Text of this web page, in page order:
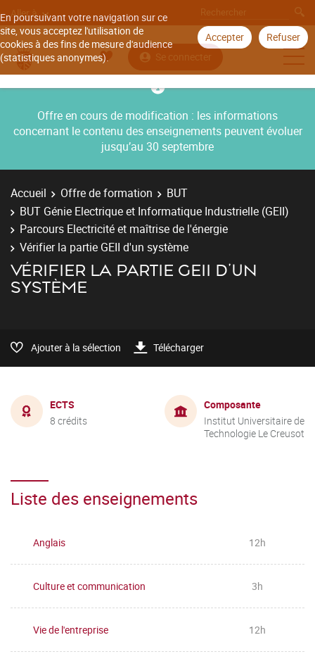
En poursuivant votre navigation sur ce
site, vous acceptez l'utilisation de
cookies à des fins de mesure d'audience
(statistiques anonymes).
Accepter Refuser
Aller à
Se connecter
Offre en cours de modification : les informations
concernant le contenu des enseignements peuvent évoluer
jusqu’au 30 septembre
Accueil Offre de formation
BUT
BUT Génie Electrique et Informatique Industrielle (GEII)
Parcours Electricité et maîtrise de l'énergie
Vérifier la partie GEII d'un système
VÉRIFIER LA PARTIE GEII D'UN
SYSTÈME
Ajouter à la sélection Télécharger
ECTS
8 crédits
Composante
Institut Universitaire de
Technologie Le Creusot
Liste des enseignements
Anglais 12h
Culture et communication 3h
Vie de l'entreprise 12h